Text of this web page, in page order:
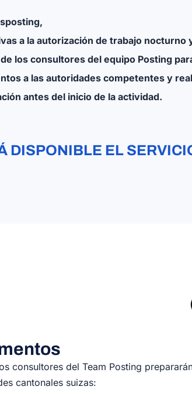
a la autorización de trabajo
los consultores del equipo Posting
a las autoridades competentes y
antes del inicio de la actividad.
DISPONIBLE EL
consultores del Team Posting
cantonales suizas: